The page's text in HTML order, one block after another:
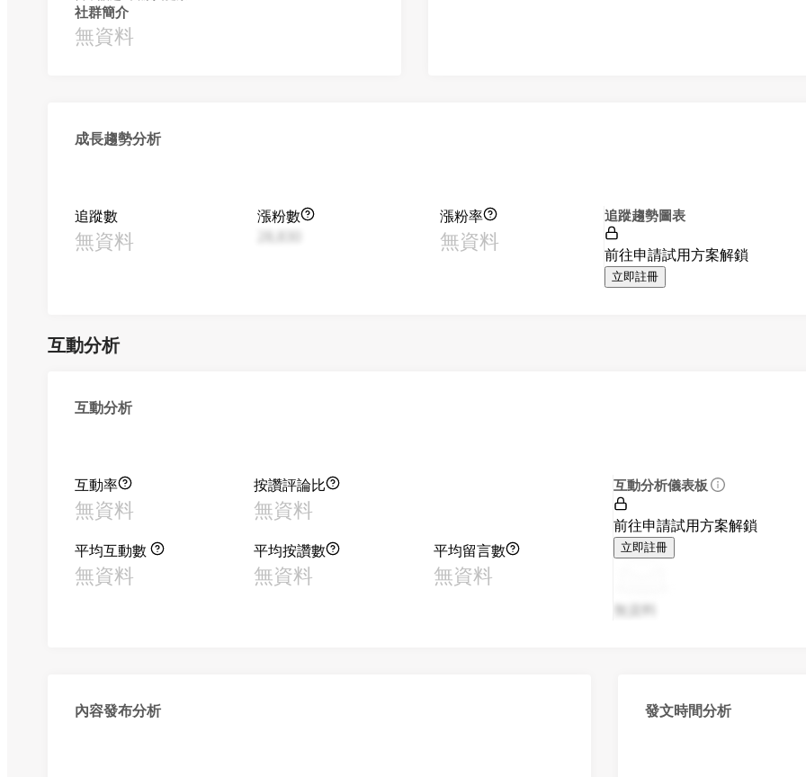
社群簡介
無資料
成長趨勢分析
追蹤數
無資料
漲粉數
漲粉率
無資料
追蹤趨勢圖表
前往申請試用方案解鎖
立即註冊
互動分析
互動分析
互動率
無資料
按讚評論比
無資料
平均互動數
無資料
平均按讚數
無資料
平均留言數
無資料
互動分析儀表板
前往申請試用方案解鎖
立即註冊
無資料
內容發布分析 發文時間分析